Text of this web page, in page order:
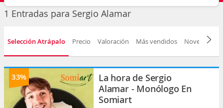
1 Entradas para Sergio Alamar
Selección Atrápalo Precio Valoración Más vendidos Novedad
33%
La hora de Sergio
Alamar - Monólogo En
Somiart